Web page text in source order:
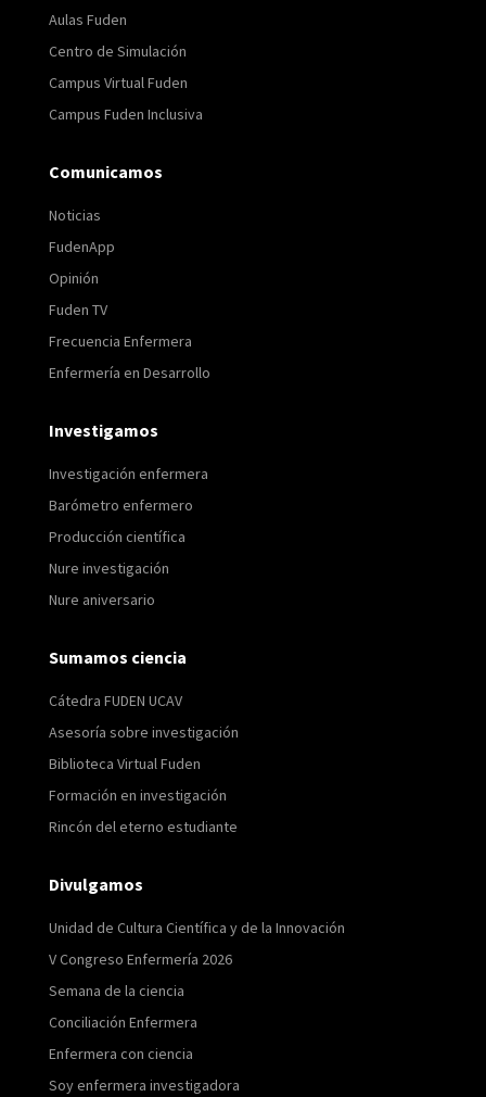
Aulas Fuden
Centro de Simulación
Campus Virtual Fuden
Campus Fuden Inclusiva
Comunicamos
Noticias
FudenApp
Opinión
Fuden TV
Frecuencia Enfermera
Enfermería en Desarrollo
Investigamos
Investigación enfermera
Barómetro enfermero
Producción científica
Nure investigación
Nure aniversario
Sumamos ciencia
Cátedra FUDEN UCAV
Asesoría sobre investigación
Biblioteca Virtual Fuden
Formación en investigación
Rincón del eterno estudiante
Divulgamos
Unidad de Cultura Científica y de la Innovación
V Congreso Enfermería 2026
Semana de la ciencia
Conciliación Enfermera
Enfermera con ciencia
Soy enfermera investigadora